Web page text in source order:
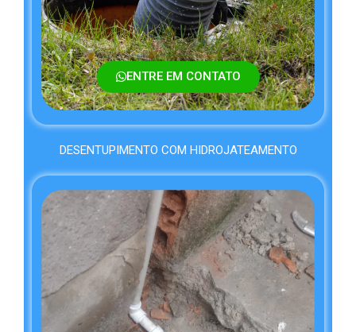
ENTRE EM CONTATO
DESENTUPIMENTO COM HIDROJATEAMENTO